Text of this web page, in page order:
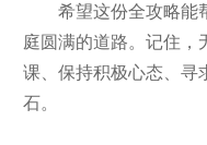
希望这份全攻略能
庭圆满的道路。记住，
课、保持积极心态、寻
石。